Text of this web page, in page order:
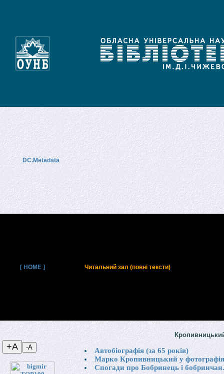
DC.Metadata
[ HOME ] Читальний зал (повні тексти)
Автобіографія (за 65 років)
Марко Кропивницький у
Спогади про Бобринець і